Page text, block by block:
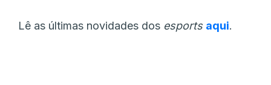
Lê as últimas novidades dos esports aqui.